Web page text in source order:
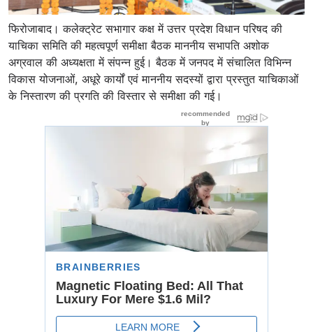
फिरोजाबाद। कलेक्ट्रेट सभागार कक्ष में उत्तर प्रदेश विधान परिषद की
याचिका समिति की महत्वपूर्ण समीक्षा बैठक माननीय सभापति अशोक
अग्रवाल की अध्यक्षता में संपन्न हुई। बैठक में जनपद में संचालित विभिन्न
विकास योजनाओं, अधूरे कार्यों एवं माननीय सदस्यों द्वारा प्रस्तुत याचिकाओं
के निस्तारण की प्रगति की विस्तार से समीक्षा की गई।